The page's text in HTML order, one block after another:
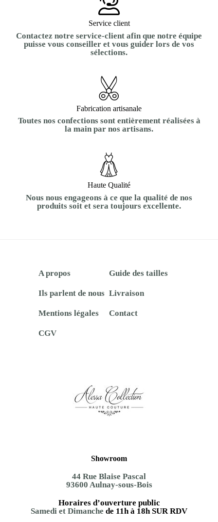
Service client
Contactez notre service-client afin que notre équipe
puisse vous conseiller et vous guider lors de vos
sélections.
Fabrication artisanale
Toutes nos confections sont entièrement réalisées à
la main par nos artisans.
Haute Qualité
Nous nous engageons à ce que la qualité de nos
produits soit et sera toujours excellente.
A propos
Ils parlent de nous
Mentions légales
CGV
Guide des tailles
Livraison
Contact
Showroom
44 Rue Blaise Pascal
93600 Aulnay-sous-Bois
Horaires d’ouverture public
Samedi et Dimanche de 11h à 18h SUR RDV